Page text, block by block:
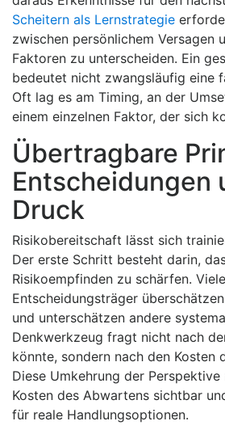
Scheitern als Lernstrategie
zwischen persönlichem Versagen
Faktoren zu unterscheiden. Ein
bedeutet nicht zwangsläufig eine
Oft lag es am Timing, an der
einem einzelnen Faktor, der sich
Übertragbare
Entscheidungen
Druck
Risikobereitschaft lässt sich
Der erste Schritt besteht darin,
Risikoempfinden zu schärfen. Viele
Entscheidungsträger
und unterschätzen andere
Denkwerkzeug fragt nicht nach
könnte, sondern nach den Kosten
Diese Umkehrung der
Kosten des Abwartens sichtbar
für reale Handlungsoptionen.